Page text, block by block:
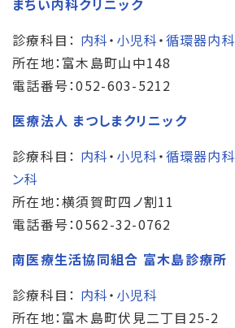
診療科目： 内科・ 小児科・循環器内科
所在地：富木島町山中148
電話番号：052-603-5212
医療法人 まつしまクリニック
診療科目： 内科・ 小児科・循環器内科
ン科
所在地：横須賀町四ノ割11
電話番号：0562-32-0762
南医療生活協同組合 富木島診療所
診療科目： 内科・ 小児科
所在地：富木島町伏見二丁目25-2